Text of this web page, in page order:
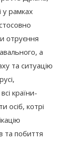
у рамках
отруєння
а
та ситуацію
країни-
осіб, котрі
та побиття